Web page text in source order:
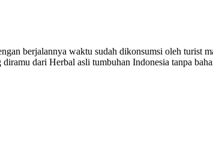
berjalannya waktu sudah dikonsumsi oleh turist
dari Herbal asli tumbuhan Indonesia tanpa